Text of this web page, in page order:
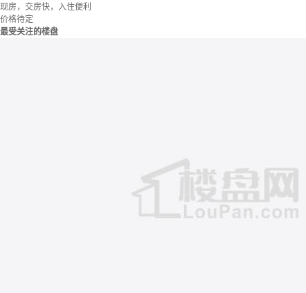
现房，交房快，入住便利
价格待定
最受关注的楼盘